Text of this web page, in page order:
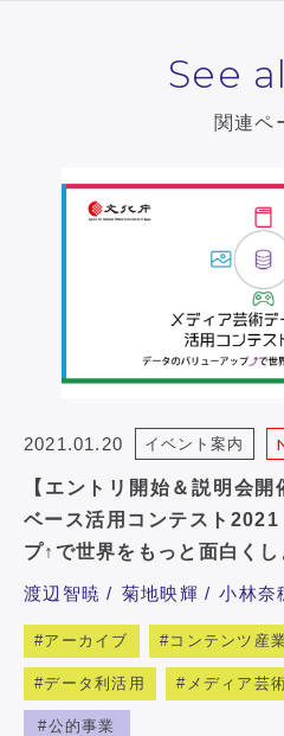
See
関連ペ
2021.01.20 イベント案内
【エントリ開始＆説明会
ベース活用コンテスト
プ↑で世界をもっと面白くし
渡辺智暁 菊地映輝 小林奈
アーカイブ コンテンツ産業
データ利活用 メディア芸
公的事業